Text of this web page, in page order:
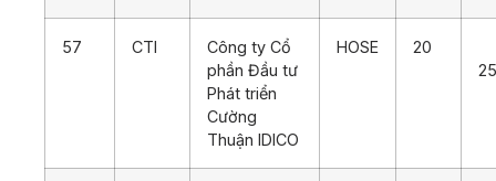
57 CTI
Công ty Cổ
phần Đầu tư
Phát triển
Cường
Thuận IDICO
HOSE
20